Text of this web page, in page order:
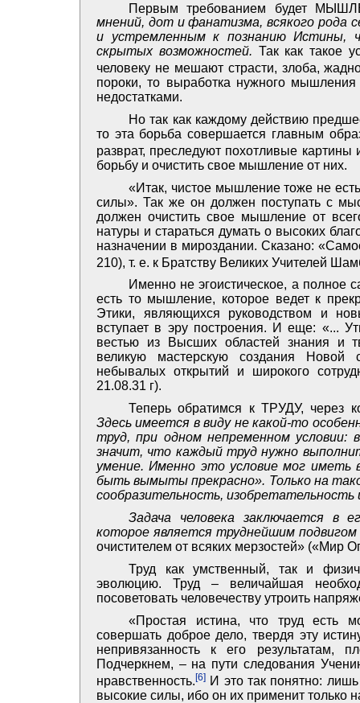
Первым требованием будет
мнений, дот и фанатизма, всякого рода
и устремленным к познанию Истины,
скрытых возможностей. Так как такое
человеку не мешают страсти, злоба,
пороки, то выработка нужного
недостатками.
Но так как каждому действию
то эта борьба совершается главным
разврат, преследуют похотливые
борьбу и очистить свое мышление от них.
«Итак, чистое мышление тоже не
силы». Так же он должен поступать с
должен очистить свое мышление от
натуры и стараться думать о высоких
назначении в мироздании. Сказано:
210), т. е. к Братству Великих Учителей
Именно не эгоистическое, а полное
есть то мышление, которое ведет к
Этики, являющихся руководством и
вступает в эру построения. И еще: «...
вестью из Высших областей знания и
великую мастерскую создания Новой
небывалых открытий и широкого
21.08.31 г).
Теперь обратимся к ТРУДУ, через
Здесь имеется в виду не какой-то
труд, при одном непременном
значит, что каждый труд нужно
умение. Именно это условие мог иметь
быть вымыты прекрасно». Только на
сообразительность, изобретательность
Задача человека заключается в
которое является труднейшим
очистителем от всяких мерзостей» («Мир
Труд как умственный, так и
эволюцию. Труд – величайшая
посоветовать человечеству утроить
«Простая истина, что труд есть
совершать доброе дело, твердя эту
непривязанность к его
Подчеркнем, – на пути следования
нравственность. [6]
И это так понятно:
высокие силы, ибо он их применит только